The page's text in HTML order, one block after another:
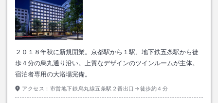
２０１８年秋に新規開業。京都駅から１駅、地下鉄五条駅から徒
歩４分の烏丸通り沿い。上質なデザインのツインルームが主体。
宿泊者専用の大浴場完備。
アクセス： 市営地下鉄烏丸線五条駅２番出口→徒歩約４分